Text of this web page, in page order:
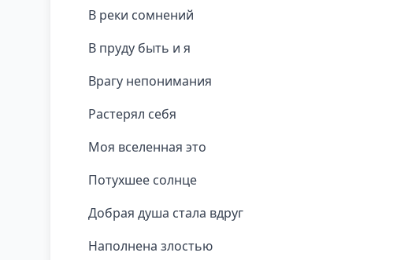
В реки сомнений
В пруду быть и я
Врагу непонимания
Растерял себя
Моя вселенная это
Потухшее солнце
Добрая душа стала вдруг
Наполнена злостью